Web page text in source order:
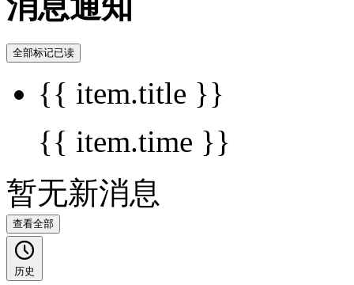
全部标记已读
{{ item.title }}
{{ item.time }}
暂无新消息
查看全部
历史